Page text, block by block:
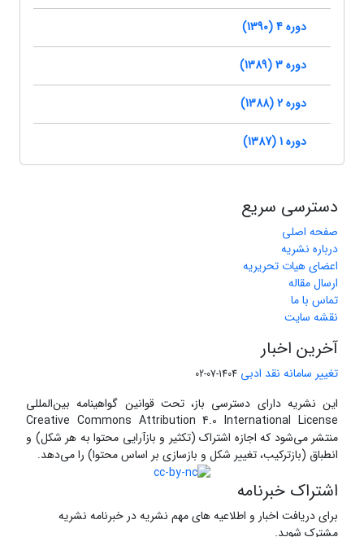
دوره 4 (1390)
دوره 3 (1389)
دوره 2 (1388)
دوره 1 (1387)
دسترسی سریع
صفحه اصلی
درباره نشریه
اعضای هیات تحریریه
ارسال مقاله
تماس با ما
نقشه سایت
آخرین اخبار
تغییر سامانه نقد ادبی 1404-07-02
این نشریه دارای دسترسی باز، تحت قوانین گواهینامه بین‌المللی
Creative Commons Attribution 4.0 International License
منتشر می‌شود که اجازه اشتراک (تکثیر و بازآرایی محتوا به هر شکل) و
انطباق (بازترکیب، تغییر شکل و بازسازی بر اساس محتوا) را می‌دهد.
اشتراک خبرنامه
برای دریافت اخبار و اطلاعیه های مهم نشریه در خبرنامه نشریه
مشترک شوید.